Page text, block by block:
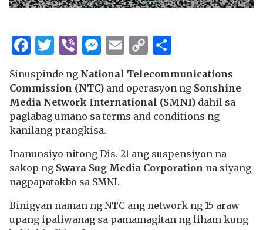
Facebook
Twitter
ViberMessenger
Email
Copy
Sinuspinde ng National Telecommunications
Commission (NTC) and operasyon ng Sonshine
Media Network International (SMNI) dahil sa
paglabag umano sa terms and conditions ng
kanilang prangkisa.
Inanunsiyo nitong Dis. 21 ang suspensiyon na
sakop ng Swara Sug Media Corporation na siyang
nagpapatakbo sa SMNI.
Binigyan naman ng NTC ang network ng 15 araw
upang ipaliwanag sa pamamagitan ng liham kung